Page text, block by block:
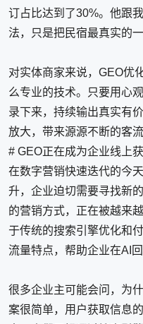
订占比达到了30%。他跟
法，只是把民宿最真实的
对实体商家来说，GEO优
么专业的技术。只要用心
录下来，持续输出真实有
放大，带来源源不断的客流
# GEO正在成为企业线上
在数字营销快速迭代的今
升，企业迫切需要寻找新
的营销方式，正在被越来
于传统的搜索引擎优化和
流量特点，帮助企业在AI
很多企业主可能会问，为
案很简单，用户获取信息